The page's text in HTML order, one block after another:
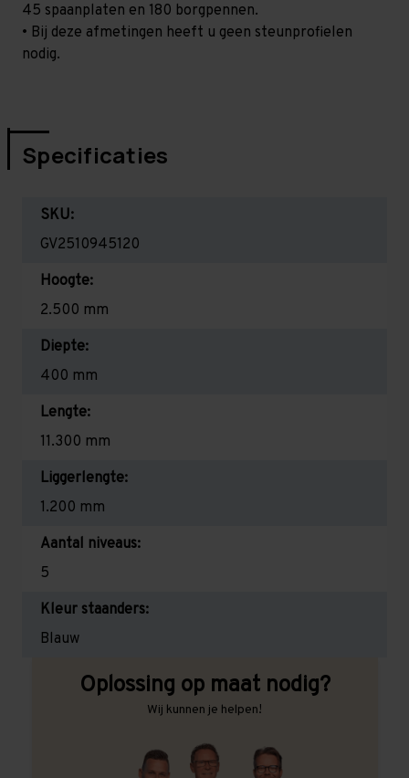
45 spaanplaten en 180 borgpennen.
• Bij deze afmetingen heeft u geen steunprofielen
nodig.
Specificaties
SKU:
GV2510945120
Hoogte:
2.500 mm
Diepte:
400 mm
Lengte:
11.300 mm
Liggerlengte:
1.200 mm
Aantal niveaus:
5
Kleur staanders:
Blauw
Oplossing op maat nodig?
Wij kunnen je helpen!